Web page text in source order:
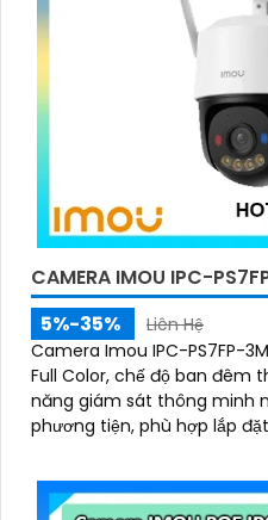
CAMERA IMOU IPC-
5%-35%
Liên Hệ
Camera Imou IPC-PS7FP-
Full Color, chế độ ban đêm
năng giám sát thông minh
phương tiện, phù hợp lắp